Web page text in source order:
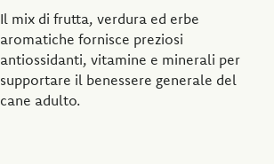
Il mix di frutta, verdura ed erbe
aromatiche fornisce preziosi
antiossidanti, vitamine e minerali per
supportare il benessere generale del
cane adulto.